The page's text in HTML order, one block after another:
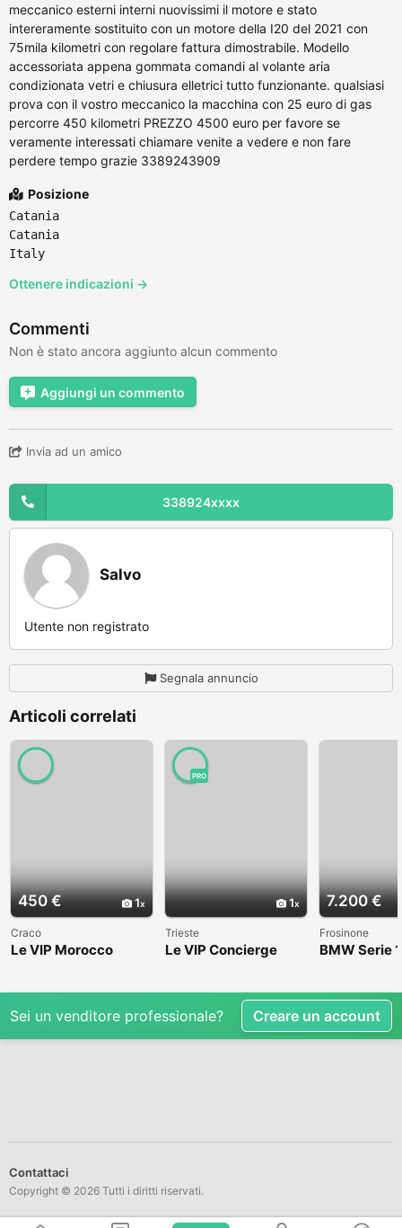
meccanico esterni interni nuovissimi il motore e stato
intereramente sostituito con un motore della I20 del 2021 con
75mila kilometri con regolare fattura dimostrabile. Modello
accessoriata appena gommata comandi al volante aria
condizionata vetri e chiusura elletrici tutto funzionante. qualsiasi
prova con il vostro meccanico la macchina con 25 euro di gas
percorre 450 kilometri PREZZO 4500 euro per favore se
veramente interessati chiamare venite a vedere e non fare
perdere tempo grazie 3389243909
Posizione
Catania
Catania
Italy
Ottenere indicazioni →
Commenti
Non è stato ancora aggiunto alcun commento
Aggiungi un commento
Invia ad un amico
338924xxxx
Salvo
Utente non registrato
Segnala annuncio
Articoli correlati
450 € 1
Craco
Le VIP Morocco
1
PRO
Trieste
Le VIP Concierge
7.200 €
Frosinone
BMW Serie
Sei un venditore professionale? Creare un account
Contattaci
Copyright © 2026 Tutti i diritti riservati.